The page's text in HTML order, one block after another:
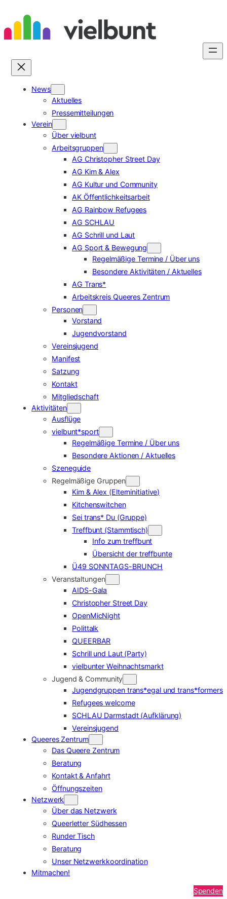
Inhalt
springen
News
Aktuelles
Pressemitteilungen
Verein
Über vielbunt
Arbeitsgruppen
AG Christopher Street Day
AG Kim & Alex
AG Kultur und Community
AK Öffentlichkeitsarbeit
AG Rainbow Refugees
AG SCHLAU
AG Schrill und Laut
AG Sport & Bewegung
Regelmäßige Termine / Über uns
Besondere Aktivitäten / Aktuelles
AG Trans*
Arbeitskreis Queeres Zentrum
Personen
Vorstand
Jugendvorstand
Vereinsjugend
Manifest
Satzung
Kontakt
Mitgliedschaft
Aktivitäten
Ausflüge
vielbunt*sport
Regelmäßige Termine / Über uns
Besondere Aktionen / Aktuelles
Szeneguide
Regelmäßige Gruppen
Kim & Alex (Elterninitiative)
Kitchenswitchen
Sei trans* Du (Gruppe)
Treffbunt (Stammtisch)
Info zum treffbunt
Übersicht der treffbunte
Ü49 SONNTAGS-BRUNCH
Veranstaltungen
AIDS-Gala
Christopher Street Day
OpenMicNight
Polittalk
QUEERBAR
Schrill und Laut (Party)
vielbunter Weihnachtsmarkt
Jugend & Community
Jugendgruppen trans*egal und trans*formers
Refugees welcome
SCHLAU Darmstadt (Aufklärung)
Vereinsjugend
Queeres Zentrum
Das Queere Zentrum
Beratung
Kontakt & Anfahrt
Öffnungszeiten
Netzwerk
Über das Netzwerk
Queerletter Südhessen
Runder Tisch
Beratung
Unser Netzwerkkoordination
Mitmachen!
Spenden